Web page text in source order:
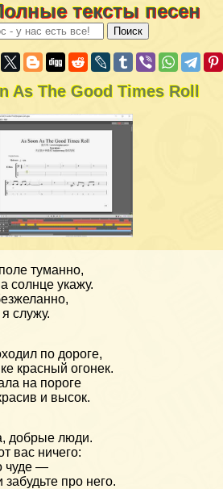
тексты песен
As The Good Times Roll
туманно,
солнце укажу.
служу.
по дороге,
красный огонек.
на пороге
и высок.
добрые люди.
вас ничего:
чуде —
про него.